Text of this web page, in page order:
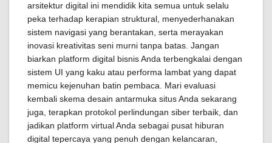
arsitektur digital ini mendidik kita semua untuk selalu
peka terhadap kerapian struktural, menyederhanakan
sistem navigasi yang berantakan, serta merayakan
inovasi kreativitas seni murni tanpa batas. Jangan
biarkan platform digital bisnis Anda terbengkalai dengan
sistem UI yang kaku atau performa lambat yang dapat
memicu kejenuhan batin pembaca. Mari evaluasi
kembali skema desain antarmuka situs Anda sekarang
juga, terapkan protokol perlindungan siber terbaik, dan
jadikan platform virtual Anda sebagai pusat hiburan
digital tepercaya yang penuh dengan kelancaran,